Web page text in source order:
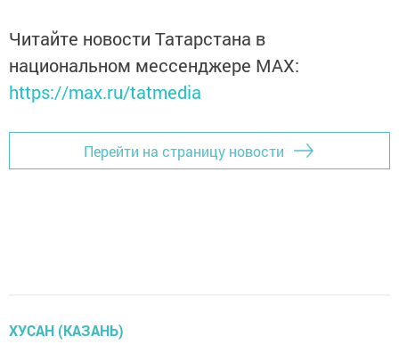
Читайте новости Татарстана в
национальном мессенджере MАХ:
https://max.ru/tatmedia
Перейти на страницу новости
ХУСАН (КАЗАНЬ)